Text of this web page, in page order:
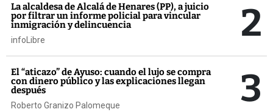
La alcaldesa de Alcalá de Henares (PP), a juicio
por filtrar un informe policial para vincular
inmigración y delincuencia
infoLibre 2
El “aticazo” de Ayuso: cuando el lujo se compra
con dinero público y las explicaciones llegan
después
Roberto Granizo Palomeque 3